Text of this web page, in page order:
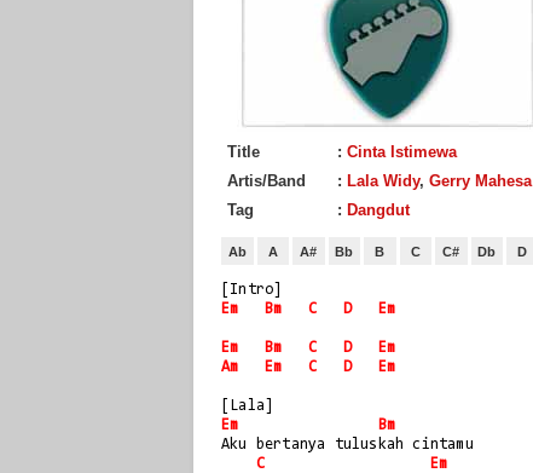
Title : Cinta Istimewa
Artis/Band
: Lala Widy, Gerry Mahesa
Tag
: Dangdut
Ab A A# Bb B C C# Db D
[Intro]
Em
Bm C D Em
Em Bm C D
Em
Am
Em C D Em
[Lala]
Em
Bm
Aku bertanya tuluskah cintamu
C
Em